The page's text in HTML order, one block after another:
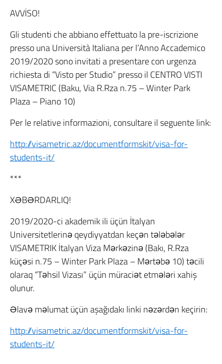
AVVİSO!
Gli studenti che abbiano effettuato la pre-iscrizione
presso una Università Italiana per l’Anno Accademico
2019/2020 sono invitati a presentare con urgenza
richiesta di “Visto per Studio” presso il CENTRO VISTI
VISAMETRIC (Baku, Via R.Rza n.75 – Winter Park
Plaza – Piano 10)
Per le relative informazioni, consultare il seguente link:
http://visametric.az/documentformskit/visa-for-
students-it/
***
XƏBƏRDARLIQ!
2019/2020-ci akademik ili üçün İtalyan
Universitetlerinə qeydiyyatdan keçən tələbələr
VISAMETRIK İtalyan Viza Mərkəzinə (Bakı, R.Rza
küçəsi n.75 – Winter Park Plaza – Mərtəbə 10) təcili
olaraq “Təhsil Vizası” üçün müraciət etmələri xahiş
olunur.
Əlavə məlumat üçün aşağıdakı linki nəzərdən keçirin:
http://visametric.az/documentformskit/visa-for-
students-it/